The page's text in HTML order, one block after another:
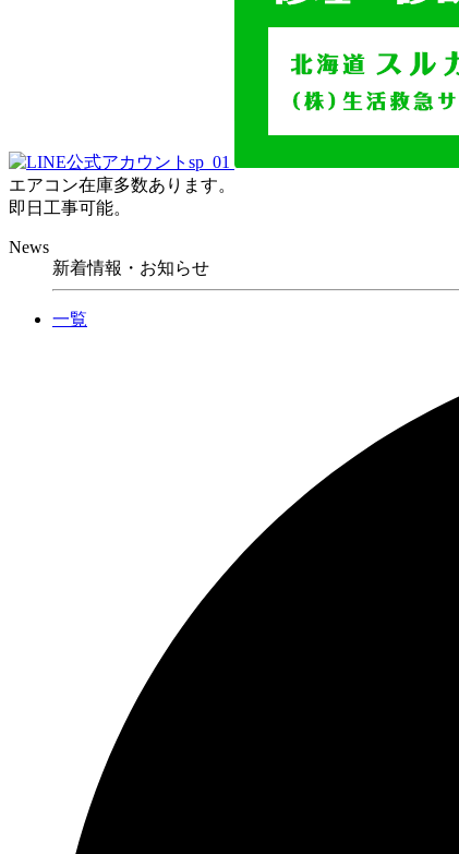
エアコン在庫多数あります。
即日工事可能。
News
新着情報・お知らせ
一覧